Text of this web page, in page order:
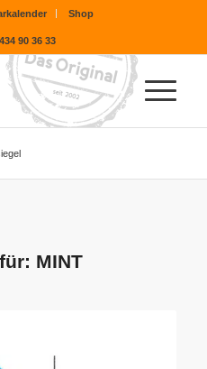
Shop
90 36 33
MINT